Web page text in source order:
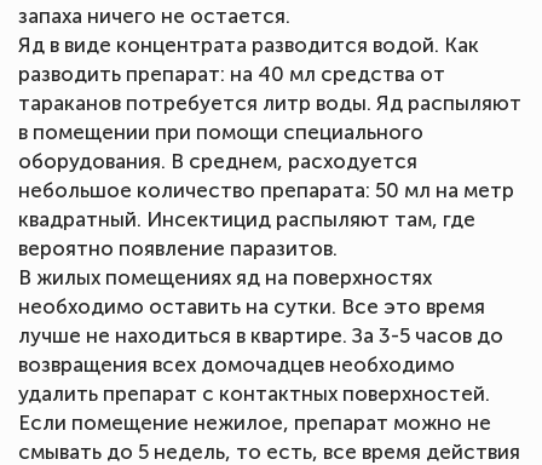
запаха ничего не остается.
Яд в виде концентрата разводится водой. Как
разводить препарат: на 40 мл средства от
тараканов потребуется литр воды. Яд распыляют
в помещении при помощи специального
оборудования. В среднем, расходуется
небольшое количество препарата: 50 мл на метр
квадратный. Инсектицид распыляют там, где
вероятно появление паразитов.
В жилых помещениях яд на поверхностях
необходимо оставить на сутки. Все это время
лучше не находиться в квартире. За 3-5 часов до
возвращения всех домочадцев необходимо
удалить препарат с контактных поверхностей.
Если помещение нежилое, препарат можно не
смывать до 5 недель, то есть, все время действия